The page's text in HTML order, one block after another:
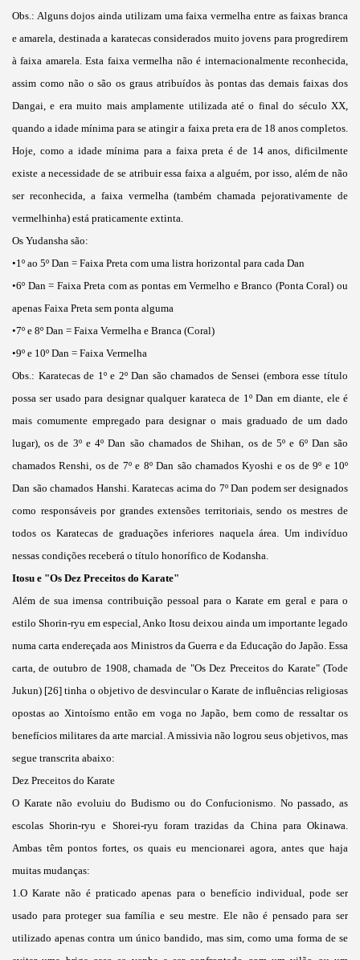
Obs.: Alguns dojos ainda utilizam uma faixa vermelha entre as faixas branca
e amarela, destinada a karatecas considerados muito jovens para progredirem
à faixa amarela. Esta faixa vermelha não é internacionalmente reconhecida,
assim como não o são os graus atribuídos às pontas das demais faixas dos
Dangai, e era muito mais amplamente utilizada até o final do século XX,
quando a idade mínima para se atingir a faixa preta era de 18 anos completos.
Hoje, como a idade mínima para a faixa preta é de 14 anos, dificilmente
existe a necessidade de se atribuir essa faixa a alguém, por isso, além de não
ser reconhecida, a faixa vermelha (também chamada pejorativamente de
vermelhinha) está praticamente extinta.
Os Yudansha são:
•1º ao 5º Dan = Faixa Preta com uma listra horizontal para cada Dan
•6º Dan = Faixa Preta com as pontas em Vermelho e Branco (Ponta Coral) ou
apenas Faixa Preta sem ponta alguma
•7º e 8º Dan = Faixa Vermelha e Branca (Coral)
•9º e 10º Dan = Faixa Vermelha
Obs.: Karatecas de 1º e 2º Dan são chamados de Sensei (embora esse título
possa ser usado para designar qualquer karateca de 1º Dan em diante, ele é
mais comumente empregado para designar o mais graduado de um dado
lugar), os de 3º e 4º Dan são chamados de Shihan, os de 5º e 6º Dan são
chamados Renshi, os de 7º e 8º Dan são chamados Kyoshi e os de 9º e 10º
Dan são chamados Hanshi. Karatecas acima do 7º Dan podem ser designados
como responsáveis por grandes extensões territoriais, sendo os mestres de
todos os Karatecas de graduações inferiores naquela área. Um indivíduo
nessas condições receberá o título honorífico de Kodansha.
Itosu e "Os Dez Preceitos do Karate"
Além de sua imensa contribuição pessoal para o Karate em geral e para o
estilo Shorin-ryu em especial, Anko Itosu deixou ainda um importante legado
numa carta endereçada aos Ministros da Guerra e da Educação do Japão. Essa
carta, de outubro de 1908, chamada de "Os Dez Preceitos do Karate" (Tode
Jukun) [26] tinha o objetivo de desvincular o Karate de influências religiosas
opostas ao Xintoísmo então em voga no Japão, bem como de ressaltar os
benefícios militares da arte marcial. A missivia não logrou seus objetivos, mas
segue transcrita abaixo:
Dez Preceitos do Karate
O Karate não evoluiu do Budismo ou do Confucionismo. No passado, as
escolas Shorin-ryu e Shorei-ryu foram trazidas da China para Okinawa.
Ambas têm pontos fortes, os quais eu mencionarei agora, antes que haja
muitas mudanças:
1.O Karate não é praticado apenas para o benefício individual, pode ser
usado para proteger sua família e seu mestre. Ele não é pensado para ser
utilizado apenas contra um único bandido, mas sim, como uma forma de se